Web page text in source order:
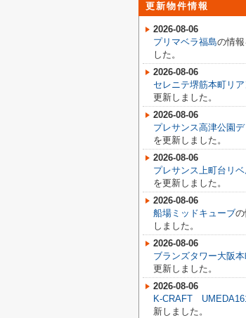
更新物件情報
2026-08-06
プリマベラ福島の情報
した。
2026-08-06
セレニテ堺筋本町リア
更新しました。
2026-08-06
プレサンス高津公園デ
を更新しました。
2026-08-06
プレサンス上町台リベ
を更新しました。
2026-08-06
船場ミッドキューブ
しました。
2026-08-06
ブランズタワー大阪
更新しました。
2026-08-06
K-CRAFT
新しました。